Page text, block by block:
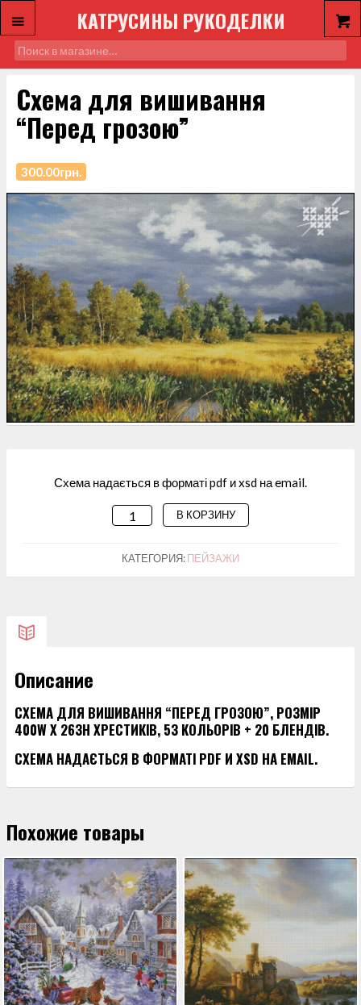
КАТРУСИНЫ РУКОДЕЛКИ
Схема для вишивання
“Перед грозою”
300.00грн.
Схема надається в форматі pdf и xsd на email.
КОЛИЧЕСТВО
СХЕМА
ДЛЯ
В КОРЗИНУ
КАТЕГОРИЯ:ПЕЙЗАЖИ
Описание
СХЕМА ДЛЯ ВИШИВАННЯ “ПЕРЕД ГРОЗОЮ”, РОЗМІР
400W X 263H ХРЕСТИКІВ, 53 КОЛЬОРІВ + 20 БЛЕНДІВ.
СХЕМА НАДАЄТЬСЯ В ФОРМАТІ PDF И XSD НА EMAIL.
Похожие товары